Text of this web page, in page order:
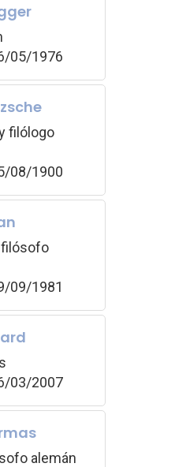
05/1976
filólogo
08/1900
filósofo
09/1981
03/2007
alemán